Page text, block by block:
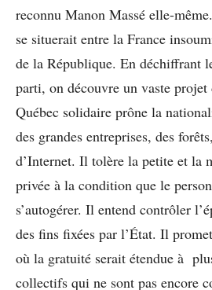
reconnu Manon Massé elle-
se situerait entre la France
de la République. En déchiffrant
parti, on découvre un vaste
Québec solidaire prône la
des grandes entreprises, des
d’Internet. Il tolère la petite et la
privée à la condition que le
s’autogérer. Il entend contrôler
des fins fixées par l’État. Il
où la gratuité serait étendue à
collectifs qui ne sont pas encore